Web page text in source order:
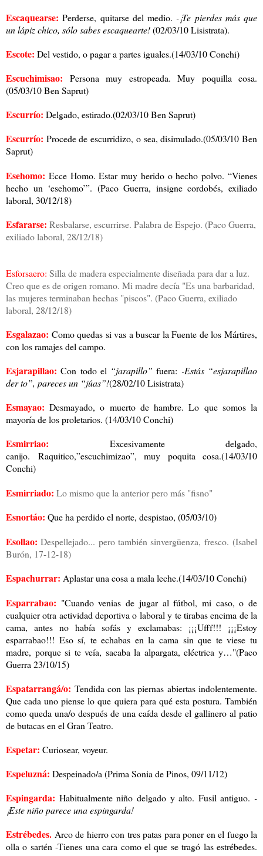
Escaquearse: Perderse, quitarse del medio.-¡Te pierdes más que
un lápiz chico, sólo sabes escaquearte!(02/03/10 Lisistrata).
Escote: Del vestido, o pagar a partes iguales.(14/03/10 Conchi)
Escuchimisao:
Persona muy estropeada. Muy poquilla cosa.
(05/03/10 Ben Saprut)
Escurrío: Delgado, estirado.(02/03/10 Ben Saprut)
Escurrío: Procede de escurridizo, o sea, disimulado.(05/03/10 Ben
Saprut)
Esehomo: Ecce Homo. Estar muy herido o hecho polvo. “Vienes
hecho un ‘esehomo’”. (Paco Guerra, insigne cordobés, exiliado
laboral, 30/12/18)
Esfararse: Resbalarse, escurrirse. Palabra de Espejo. (Paco Guerra,
exiliado laboral, 28/12/18)
Esforsaero: Silla de madera especialmente diseñada para dar a luz.
Creo que es de origen romano. Mi madre decía "Es una barbaridad,
las mujeres terminaban hechas "piscos". (Paco Guerra, exiliado
laboral, 28/12/18)
Esgalazao: Como quedas si vas a buscar la Fuente de los Mártires,
con los ramajes del campo.
Esjarapillao: Con todo el “jarapillo” fuera: -Estás “esjarapillao
der to”, pareces un “júas”!(28/02/10 Lisistrata)
Esmayao: Desmayado, o muerto de hambre. Lo que somos la
mayoría de los proletarios. (14/03/10 Conchi)
Esmirriao: Excesivamente delgado,
canijo. Raquitico,”escuchimizao”, muy poquita cosa.(14/03/10
Conchi)
Esmirriado: Lo mismo que la anterior pero más "fisno"
Esnortáo: Que ha perdido el norte, despistao, (05/03/10)
Esollao:Despellejado... pero también sinvergüenza, fresco.(Isabel
Burón, 17-12-18)
Espachurrar: Aplastar una cosa a mala leche.(14/03/10 Conchi)
Esparrabao: "Cuando venias de jugar al fútbol, mi caso, o de
cualquier otra actividad deportiva o laboral y te tirabas encima de la
cama, antes no había sofás y exclamabas: ¡¡¡Ufff!!! ¡¡¡Estoy
esparrabao!!! Eso sí, te echabas en la cama sin que te viese tu
madre, porque si te veía, sacaba la alpargata, eléctrica y…"(Paco
Guerra 23/10/15)
Espatarrangá/o: Tendida con las piernas abiertas indolentemente.
Que cada uno piense lo que quiera para qué esta postura. También
como queda una/o después de una caída desde el gallinero al patio
de butacas en el Gran Teatro.
Espetar: Curiosear, voyeur.
Espeluzná: Despeinado/a (Prima Sonia de Pinos, 09/11/12)
Espingarda: Habitualmente niño delgado y alto. Fusil antiguo. -
¡Este niño parece una espingarda!
Estrébedes. Arco de hierro con tres patas para poner en el fuego la
olla o sartén -Tienes una cara como el que se tragó las estrébedes.